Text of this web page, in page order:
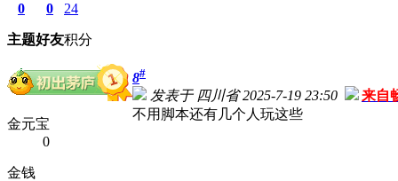
0
主题
0
好友
24
积分
金元宝
0
金钱
8#
发表于 四川省 2025-7-19 23:50
来自
不用脚本还有几个人玩这些